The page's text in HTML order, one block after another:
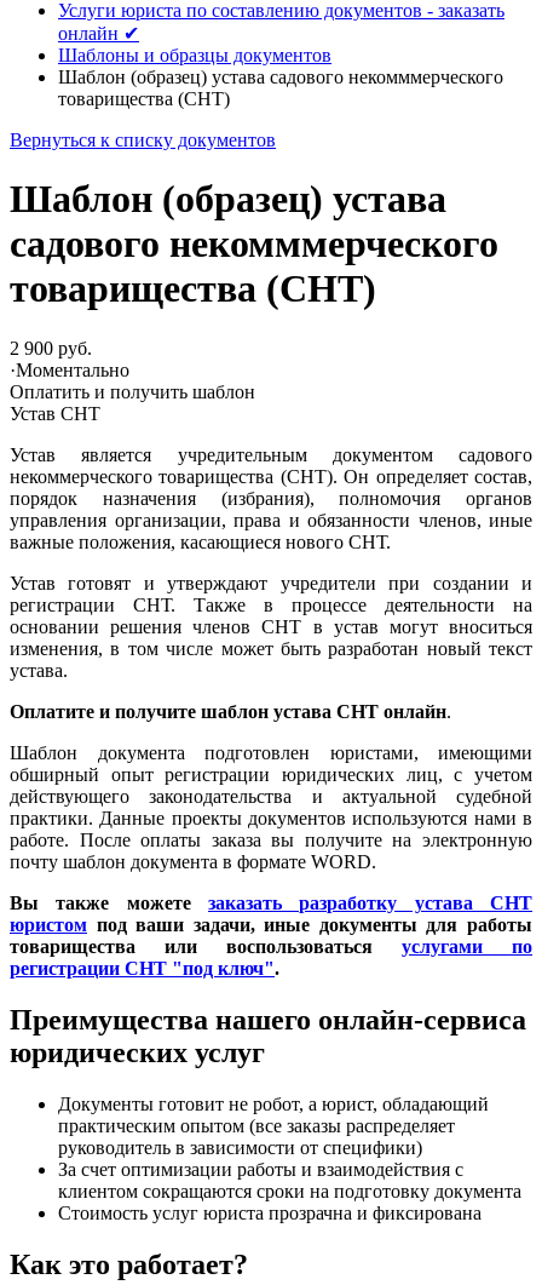
Услуги юриста по составлению документов - заказать
онлайн ✔
Шаблоны и образцы документов
Шаблон (образец) устава садового некомммерческого
товарищества (СНТ)
Вернуться к списку документов
Шаблон (образец) устава
садового некомммерческого
товарищества (СНТ)
2 900 руб.
·Моментально
Оплатить и получить шаблон
Устав СНТ
Устав является учредительным документом садового
некоммерческого товарищества (СНТ). Он определяет состав,
порядок назначения (избрания), полномочия органов
управления организации, права и обязанности членов, иные
важные положения, касающиеся нового СНТ.
Устав готовят и утверждают учредители при создании и
регистрации СНТ. Также в процессе деятельности на
основании решения членов СНТ в устав могут вноситься
изменения, в том числе может быть разработан новый текст
устава.
Оплатите и получите шаблон устава СНТ онлайн.
Шаблон документа подготовлен юристами, имеющими
обширный опыт регистрации юридических лиц, с учетом
действующего законодательства и актуальной судебной
практики. Данные проекты документов используются нами в
работе. После оплаты заказа вы получите на электронную
почту шаблон документа в формате WORD.
Вы также можете заказать разработку устава СНТ
юристом под ваши задачи, иные документы для работы
товарищества или воспользоваться услугами по
регистрации СНТ "под ключ".
Преимущества нашего онлайн-сервиса
юридических услуг
Документы готовит не робот, а юрист, обладающий
практическим опытом (все заказы распределяет
руководитель в зависимости от специфики)
За счет оптимизации работы и взаимодействия с
клиентом сокращаются сроки на подготовку документа
Стоимость услуг юриста прозрачна и фиксирована
Как это работает?